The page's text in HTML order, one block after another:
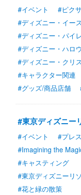
#イベント
#ピク
#ディズニー・イー
#ディズニー・パイ
#ディズニー・ハロ
#ディズニー・クリ
#キャラクター関連
#グッズ/商品店舗
#東京ディズニー
#イベント #プレ
#Imagining the
#キャスティング
#東京ディズニーリ
#花と緑の散策